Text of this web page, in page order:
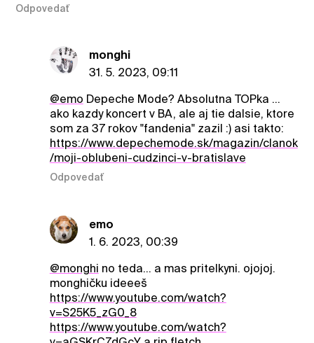
Odpovedať
monghi
31. 5. 2023, 09:11
@emo Depeche Mode? Absolutna TOPka ...
ako kazdy koncert v BA, ale aj tie dalsie, ktore
som za 37 rokov "fandenia" zazil :) asi takto:
https://www.depechemode.sk/magazin/clanok
/moji-oblubeni-cudzinci-v-bratislave
Odpovedať
emo
1. 6. 2023, 00:39
@monghi no teda... a mas pritelkyni. ojojoj.
monghičku ideeeš
https://www.youtube.com/watch?
v=S25K5_zG0_8
https://www.youtube.com/watch?